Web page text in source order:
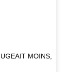
MOINS,